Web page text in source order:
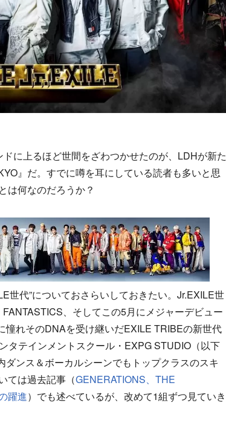
に上るほど世間をざわつかせたのが、LDHが新た
』だ。すでに噂を耳にしている読者も多いと思
は何なのだろうか？
世代”についておさらいしておきたい。Jr.EXILE世
、そしてこの5月にメジャーデビュー
れそのDNAを受け継いだEXILE TRIBEの新世代
タテインメントスクール・EXPG STUDIO（以下
ンス＆ボーカルシーンでもトップクラスのスキ
ては過去記事（GENERATIONS、THE
躍進）でも述べているが、改めて1組ずつ見ていき